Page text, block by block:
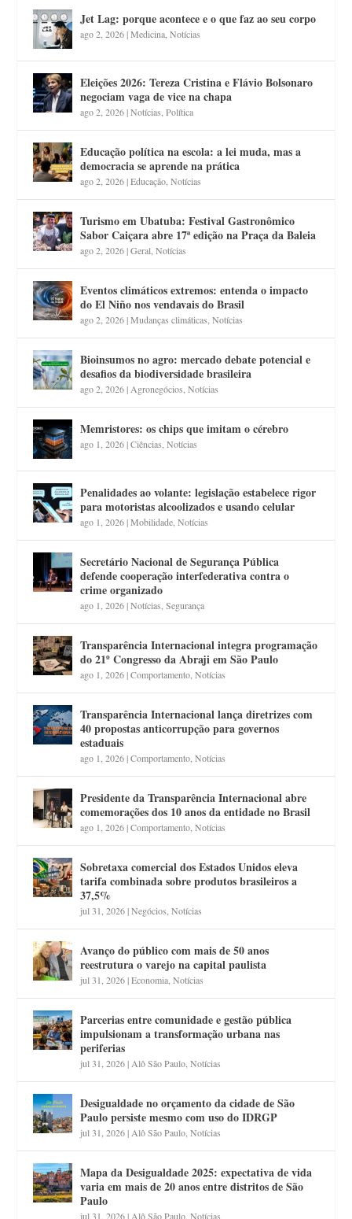
Jet Lag: porque acontece e o que faz ao seu corpo
ago 2, 2026|Medicina ,Notícias
Eleições 2026: Tereza Cristina e Flávio Bolsonaro
negociam vaga de vice na chapa
ago 2, 2026|Notícias ,Política
Educação política na escola: a lei muda, mas a
democracia se aprende na prática
ago 2, 2026|Educação ,Notícias
Turismo em Ubatuba: Festival Gastronômico
Sabor Caiçara abre 17ª edição na Praça da Baleia
ago 2, 2026|Geral ,Notícias
Eventos climáticos extremos: entenda o impacto
do El Niño nos vendavais do Brasil
ago 2, 2026|Mudanças climáticas ,Notícias
Bioinsumos no agro: mercado debate potencial e
desafios da biodiversidade brasileira
ago 2, 2026| Agronegócios ,Notícias
Memristores: os chips que imitam o cérebro
ago 1, 2026|Ciências ,Notícias
Penalidades ao volante: legislação estabelece rigor
para motoristas alcoolizados e usando celular
ago 1, 2026|Mobilidade ,Notícias
Secretário Nacional de Segurança Pública
defende cooperação interfederativa contra o
crime organizado
ago 1, 2026|Notícias ,Segurança
Transparência Internacional integra programação
do 21º Congresso da Abraji em São Paulo
ago 1, 2026|Comportamento ,Notícias
Transparência Internacional lança diretrizes com
40 propostas anticorrupção para governos
estaduais
ago 1, 2026|Comportamento ,Notícias
Presidente da Transparência Internacional abre
comemorações dos 10 anos da entidade no Brasil
ago 1, 2026|Comportamento ,Notícias
Sobretaxa comercial dos Estados Unidos eleva
tarifa combinada sobre produtos brasileiros a
37,5%
jul 31, 2026|Negócios ,Notícias
Avanço do público com mais de 50 anos
reestrutura o varejo na capital paulista
jul 31, 2026|Economia ,Notícias
Parcerias entre comunidade e gestão pública
impulsionam a transformação urbana nas
periferias
jul 31, 2026| Alô São Paulo ,Notícias
Desigualdade no orçamento da cidade de São
Paulo persiste mesmo com uso do IDRGP
jul 31, 2026| Alô São Paulo ,Notícias
Mapa da Desigualdade 2025: expectativa de vida
varia em mais de 20 anos entre distritos de São
Paulo
jul 31, 2026| Alô São Paulo ,Notícias